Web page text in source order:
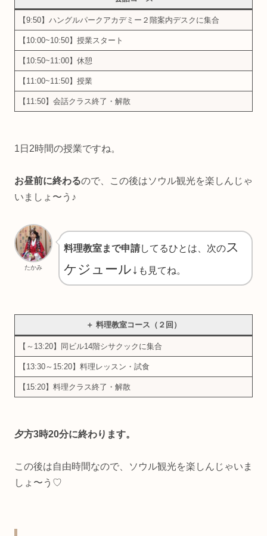
【9:50】ハングルパークアカデミー２階案内デスクに集合
【10:00~10:50】授業スタート
【10:50~11:00】休憩
【11:00~11:50】授業
【11:50】会話クラス終了・解散
1日2時間の授業ですね。
お昼前に終わるので、この後はソウル観光を楽しんじゃ
いましょ〜う♪
たかみ
料理教室まで申請してるひとは、次のス
ケジュール↓ も見てね。
＋ 料理教室コース（２回）
【～13:20】同ビル14階シサクックに集合
【13:30～15:20】料理レッスン・試食
【15:20】料理クラス終了・解散
夕方3時20分に終わります。
この後は自由時間なので、ソウル観光を楽しんじゃいま
しょ〜う♡